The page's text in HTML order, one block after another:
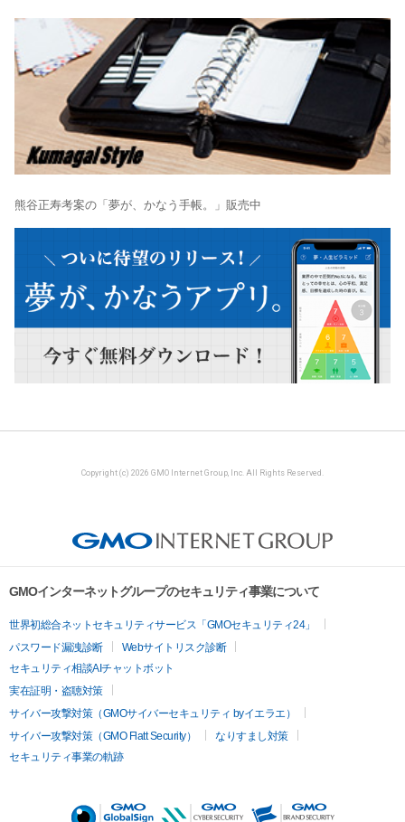
熊谷正寿考案の「夢が、かなう手帳。」販売中
Copyright (c) 2026 GMO Internet Group, Inc. All Rights Reserved.
GMOインターネットグループのセキュリティ事業について
世界初総合ネットセキュリティサービス「GMOセキュリティ24」
パスワード漏洩診断
Webサイトリスク診断
セキュリティ相談AIチャットボット
実在証明・盗聴対策
サイバー攻撃対策（GMOサイバーセキュリティ byイエラエ）
サイバー攻撃対策（GMO Flatt Security）
なりすまし対策
セキュリティ事業の軌跡